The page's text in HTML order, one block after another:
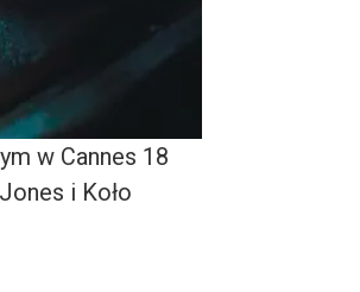
w Cannes 18
i Koło